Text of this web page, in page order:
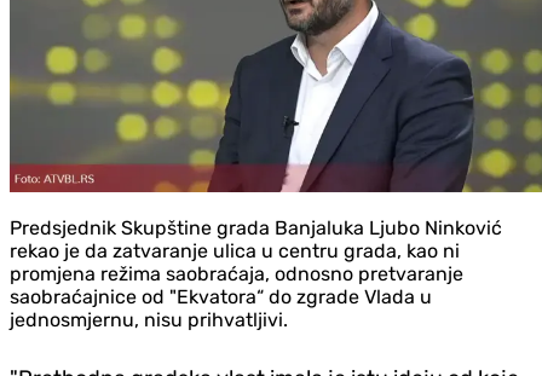
Predsjednik Skupštine grada Banjaluka Ljubo Ninković
rekao je da zatvaranje ulica u centru grada, kao ni
promjena režima saobraćaja, odnosno pretvaranje
saobraćajnice od "Ekvatora“ do zgrade Vlada u
jednosmjernu, nisu prihvatljivi.